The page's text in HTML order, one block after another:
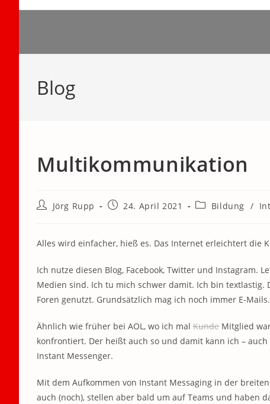
Blog
Multikommunikation
Beitrags-
Jörg Rupp
Beitrag24. April 2021
Beitrags-
Bildung /
Alles wird einfacher, hieß es. Das Internet erleichtert die
Ich nutze diesen Blog, Facebook, Twitter und Instagram.
Medien sind. Ich tu mich schwer damit. Ich bin
Foren genutzt. Grundsätzlich mag ich noch immer E-Mails.
Ähnlich wie früher bei AOL, wo ich mal Kunde Mitglied
konfrontiert. Der heißt auch so und damit kann ich –
Instant Messenger.
Mit dem Aufkommen von Instant Messaging in der
auch (noch), stellen aber bald um auf Teams und haben